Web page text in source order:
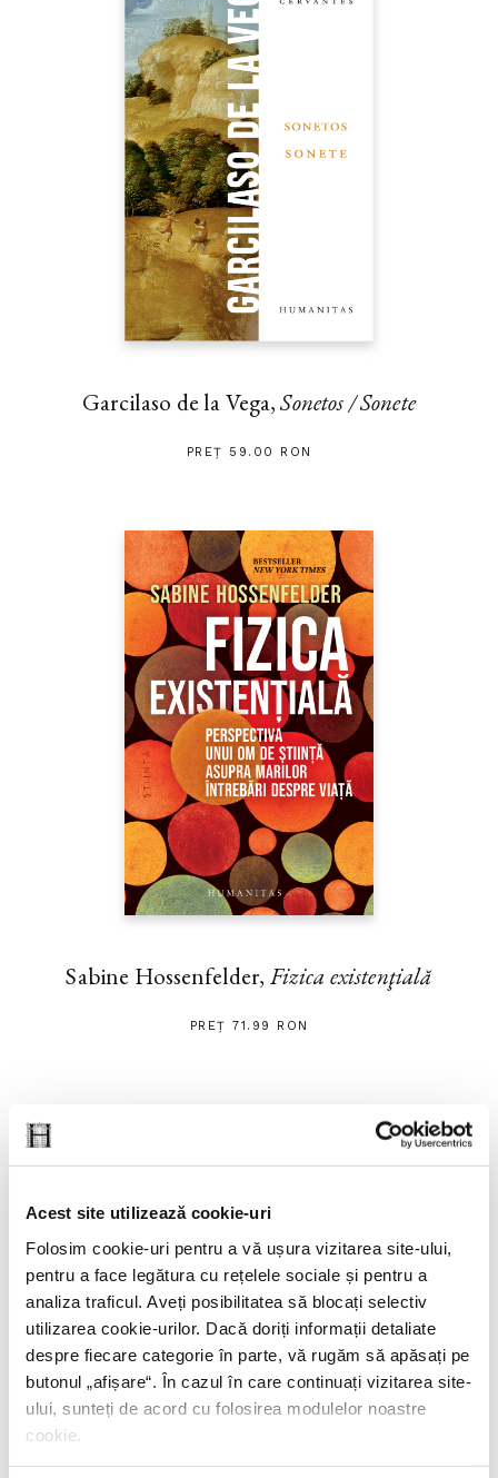
Acest site utilizează cookie-uri
Folosim cookie-uri pentru a vă ușura vizitarea site-ului,
pentru a face legătura cu rețelele sociale și pentru a
analiza traficul. Aveți posibilitatea să blocați selectiv
utilizarea cookie-urilor. Dacă doriți informații detaliate
despre fiecare categorie în parte, vă rugăm să apăsați pe
butonul „ afișare“. În cazul în care continuați vizitarea site-
ului, sunteți de acord cu folosirea modulelor noastre
cookie.
Garcilaso de la Vega,Sonetos / Sonete
PREȚ 59.00 RON
Sabine Hossenfelder, Fizica existenţială
PREȚ 71.99 RON